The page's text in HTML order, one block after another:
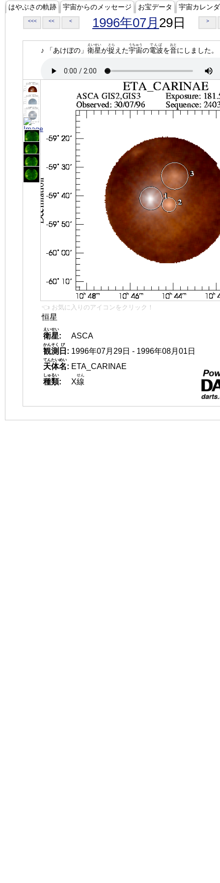
はやぶさの軌跡 宇宙からのメッセージ お宝データ 宇宙カレン
<<< << < 1996年07月 29日 >
♪ 「あけぼの」 衛星
えいせい
が捉
とら
えた宇宙
うちゅう
の電波
でんぱ
を音
おと
にしました。
👈 お気に入りのアイコンをクリック！
恒星
衛星
えいせい
:
ASCA
観測
かんそく
日
び
: 1996年07月29日 - 1996年08月01日
天体名
てんたいめい
: ETA_CARINAE
種類
しゅるい
: X線
せん